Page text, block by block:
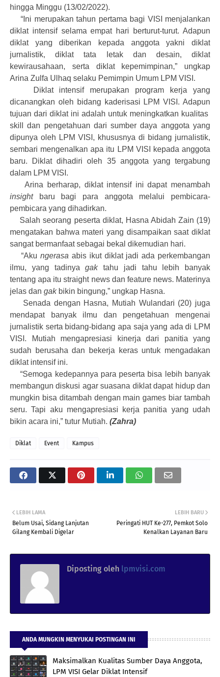
hingga Minggu (13/02/2022).
“Ini merupakan tahun pertama bagi VISI menjalankan
diklat intensif selama empat hari berturut-turut. Adapun
diklat yang diberikan kepada anggota yakni diklat
jurnalistik, diklat tata letak dan desain, diklat
kewirausahaan, serta diklat kepemimpinan,” ungkap
Arina Zulfa Ulhaq selaku Pemimpin Umum LPM VISI.
Diklat intensif merupakan program kerja yang
dicanangkan oleh bidang kaderisasi LPM VISI. Adapun
tujuan dari diklat ini adalah untuk meningkatkan kualitas
skill dan pengetahuan dari sumber daya anggota yang
dipunya oleh LPM VISI, khususnya di bidang jurnalistik,
sembari mengenalkan apa itu LPM VISI kepada anggota
baru. Diklat dihadiri oleh 35 anggota yang tergabung
dalam LPM VISI.
Arina berharap, diklat intensif ini dapat menambah
insightbaru bagi para anggota melalui pembicara-
pembicara yang dihadirkan.
Salah seorang peserta diklat, Hasna Abidah Zain (19)
mengatakan bahwa materi yang disampaikan saat diklat
sangat bermanfaat sebagai bekal dikemudian hari.
“Akungerasa abis ikut diklat jadi ada perkembangan
ilmu, yang tadinyagak tahu jadi tahu lebih banyak
tentang apa itu straight news dan feature news. Materinya
jelas dan gakbikin bingung,” ungkap Hasna.
Senada dengan Hasna, Mutiah Wulandari (20) juga
mendapat banyak ilmu dan pengetahuan mengenai
jurnalistik serta bidang-bidang apa saja yang ada di LPM
VISI. Mutiah mengapresiasi kinerja dari panitia yang
sudah berusaha dan bekerja keras untuk mengadakan
diklat intensif ini.
“Semoga kedepannya para peserta bisa lebih banyak
membangun diskusi agar suasana diklat dapat hidup dan
mungkin bisa ditambah dengan main games biar tambah
seru. Tapi aku mengapresiasi kerja panitia yang udah
bikin acara ini,” tutur Mutiah. (Zahra)
Diklat Event Kampus
LEBIH BARU
Peringati HUT Ke-277, Pemkot Solo
Kenalkan Layanan Baru
LEBIH LAMA
Belum Usai, Sidang Lanjutan
Gilang Kembali Digelar
Diposting oleh lpmvisi.com
ANDA MUNGKIN MENYUKAI POSTINGAN INI
Maksimalkan Kualitas Sumber Daya Anggota,
LPM VISI Gelar Diklat Intensif